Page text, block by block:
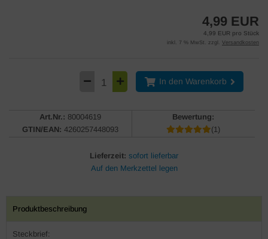
4,99 EUR
4,99 EUR pro Stück
inkl. 7 % MwSt. zzgl. Versandkosten
In den Warenkorb
Art.Nr.: 80004619
GTIN/EAN: 4260257448093
Bewertung:
(1)
Lieferzeit: sofort lieferbar
Produktbeschreibung
Steckbrief: